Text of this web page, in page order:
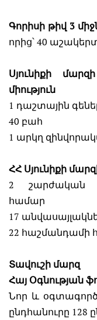
Գորիսի թիվ 3
որից՝ 40
Սյունիքի
միություն
1 դաշտային
40 բահ
1 արկղ
ՀՀ Սյունիքի
2 շարժական
համար
17
22 հաշմանդամի
Տավուշի մարզ
Հայ Օգնության
Նոր և
ընդհանուրը 128